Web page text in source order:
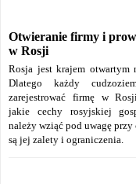
Otwieranie firmy i
w Rosji
Rosja jest krajem otwartym
Dlatego każdy
zarejestrować firmę w
jakie cechy rosyjskiej
należy wziąć pod uwagę
są jej zalety i ograniczenia.